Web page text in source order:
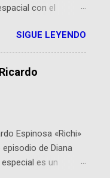
con el
de la
prácticas para
por el
Universidad de los
de Airbus
para inspirar
es una
más de 60
24 horas para
SIGUE LEYENDO
Espinosa «Richi»
de Diana
es un